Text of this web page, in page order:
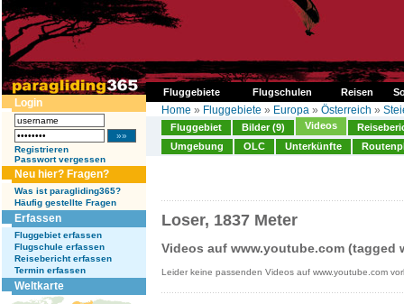
Fluggebiete Flugschulen Reisen
Login
Registrieren
Passwort vergessen
Neu hier? Fragen?
Was ist paragliding365?
Häufig gestellte Fragen
Erfassen
Fluggebiet erfassen
Flugschule erfassen
Reisebericht erfassen
Termin erfassen
Weltkarte
Home » Fluggebiete » Europa » Österreich »
Fluggebiet Bilder (9) Videos
Umgebung
OLC Unterkünfte
Loser, 1837 Meter
Videos auf www.youtube.com
Leider keine passenden Videos auf www.youtube.com